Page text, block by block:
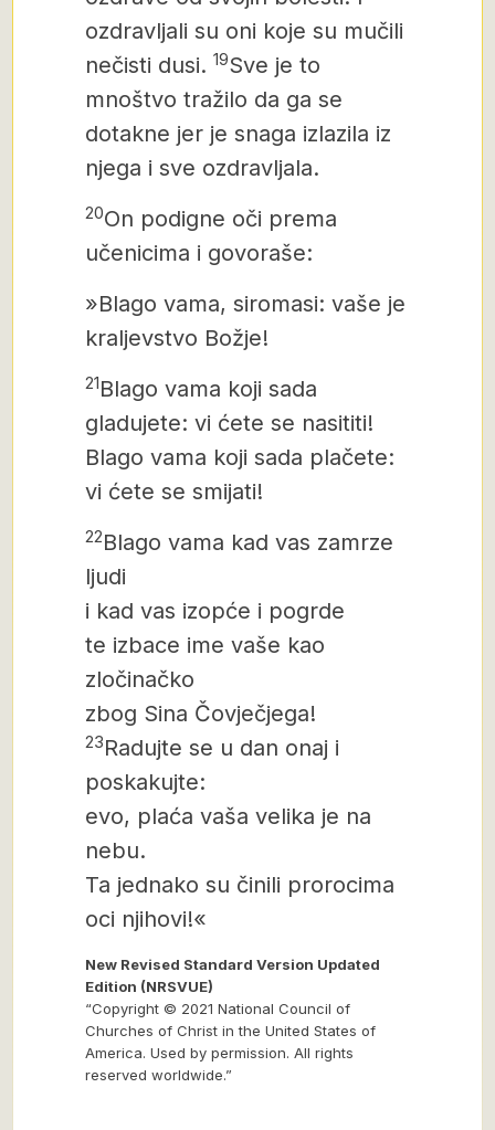
ozdravljali su oni koje su mučili
nečisti dusi. 19Sve je to
mnoštvo tražilo da ga se
dotakne jer je snaga izlazila iz
njega i sve ozdravljala.
20On podigne oči prema
učenicima i govoraše:
»Blago vama, siromasi: vaše je
kraljevstvo Božje!
21Blago vama koji sada
gladujete: vi ćete se nasititi!
Blago vama koji sada plačete:
vi ćete se smijati!
22Blago vama kad vas zamrze
ljudi
i kad vas izopće i pogrde
te izbace ime vaše kao
zločinačko
zbog Sina Čovječjega!
23Radujte se u dan onaj i
poskakujte:
evo, plaća vaša velika je na
nebu.
Ta jednako su činili prorocima
oci njihovi!«
New Revised Standard Version Updated
Edition (NRSVUE)
“Copyright © 2021 National Council of
Churches of Christ in the United States of
America. Used by permission. All rights
reserved worldwide.”